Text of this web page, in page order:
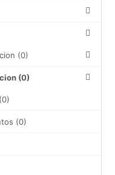
(0)
(0)
(0)
(0)